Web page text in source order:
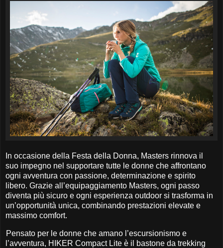
In occasione della Festa della Donna, Masters rinnova il
suo impegno nel supportare tutte le donne che affrontano
ogni avventura con passione, determinazione e spirito
libero. Grazie all’equipaggiamento Masters, ogni passo
diventa più sicuro e ogni esperienza outdoor si trasforma in
un’opportunità unica, combinando prestazioni elevate e
massimo comfort.
Pensato per le donne che amano l’escursionismo e
l’avventura, HIKER Compact Lite è il bastone da trekking